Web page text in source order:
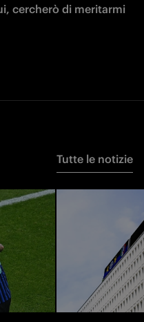
cercherò di meritarmi
Tutte le notizie